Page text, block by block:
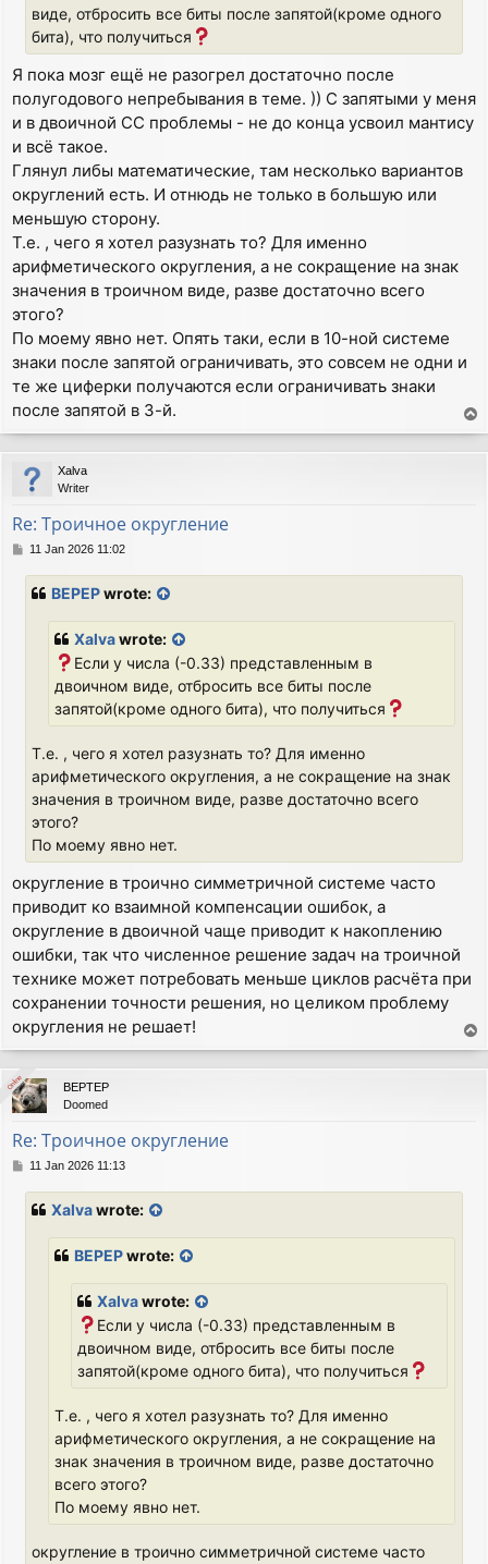
виде, отбросить все биты после запятой(кроме одного
бита), что получиться
Я пока мозг ещё не разогрел достаточно после
полугодового непребывания в теме. )) С запятыми у меня
и в двоичной СС проблемы - не до конца усвоил мантису
и всё такое.
Глянул либы математические, там несколько вариантов
округлений есть. И отнюдь не только в большую или
меньшую сторону.
Т.е. , чего я хотел разузнать то? Для именно
арифметического округления, а не сокращение на знак
значения в троичном виде, разве достаточно всего
этого?
По моему явно нет. Опять таки, если в 10-ной системе
знаки после запятой ограничивать, это совсем не одни и
те же циферки получаются если ограничивать знаки
после запятой в 3-й.
o
p
Xalva
Writer
Re: Троичное округление
P11 Jan 2026 11:02
BEPEPwrote:
Xalvawrote:
Если у числа (-0.33) представленным в
двоичном виде, отбросить все биты после
запятой(кроме одного бита), что получиться
Т.е. , чего я хотел разузнать то? Для именно
арифметического округления, а не сокращение на знак
значения в троичном виде, разве достаточно всего
этого?
По моему явно нет.
округление в троично симметричной системе часто
приводит ко взаимной компенсации ошибок, а
округление в двоичной чаще приводит к накоплению
ошибки, так что численное решение задач на троичной
технике может потребовать меньше циклов расчёта при
сохранении точности решения, но целиком проблему
округления не решает!
o
p
BEPTEP
Doomed
Re: Троичное округление
P11 Jan 2026 11:13
Xalvawrote:
BEPEPwrote:
Xalvawrote:
Если у числа (-0.33) представленным в
двоичном виде, отбросить все биты после
запятой(кроме одного бита), что получиться
Т.е. , чего я хотел разузнать то? Для именно
арифметического округления, а не сокращение на
знак значения в троичном виде, разве достаточно
всего этого?
По моему явно нет.
округление в троично симметричной системе часто
Online
Online